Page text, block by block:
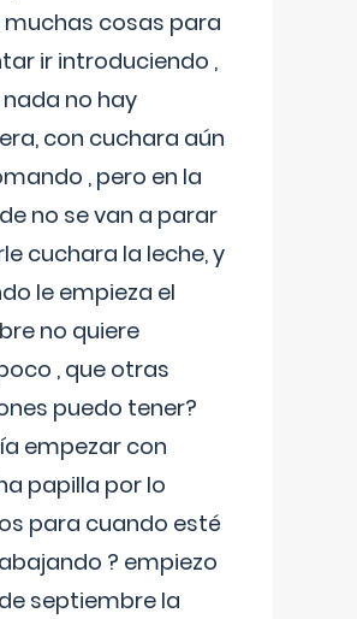
muchas cosas para
ir introduciendo ,
no hay
con cuchara aún
, pero en la
no se van a parar
cuchara la leche, y
le empieza el
no quiere
, que otras
puedo tener?
empezar con
papilla por lo
para cuando esté
? empiezo
de septiembre la